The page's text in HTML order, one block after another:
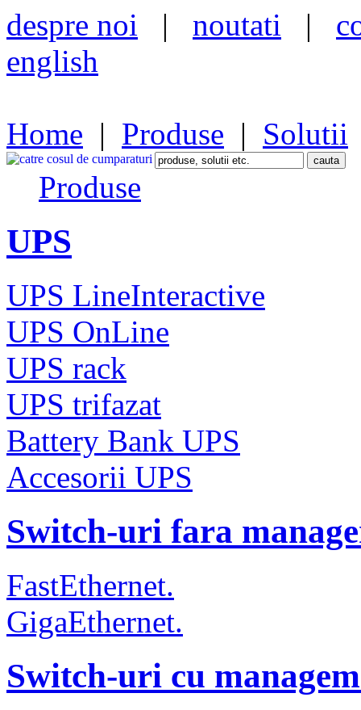
despre noi | noutati |
english
Home | Produse | Solutii
Produse
UPS
UPS LineInteractive
UPS OnLine
UPS rack
UPS trifazat
Battery Bank UPS
Accesorii UPS
Switch-uri fara
FastEthernet.
GigaEthernet.
Switch-uri cu